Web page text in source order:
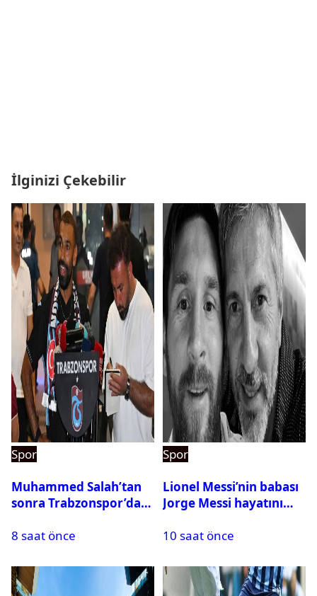
İlginizi Çekebilir
Spor
Muhammed Salah’tan
sonra Trabzonspor’dan
8 saat önce
Spor
Lionel Messi’nin babası
Jorge Messi hayatını
10 saat önce